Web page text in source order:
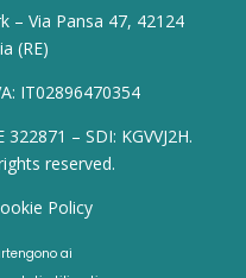
– Via Pansa 47, 42124
(RE)
IT02896470354
322871 – SDI: KGVVJ2H.
reserved.
Policy
ai